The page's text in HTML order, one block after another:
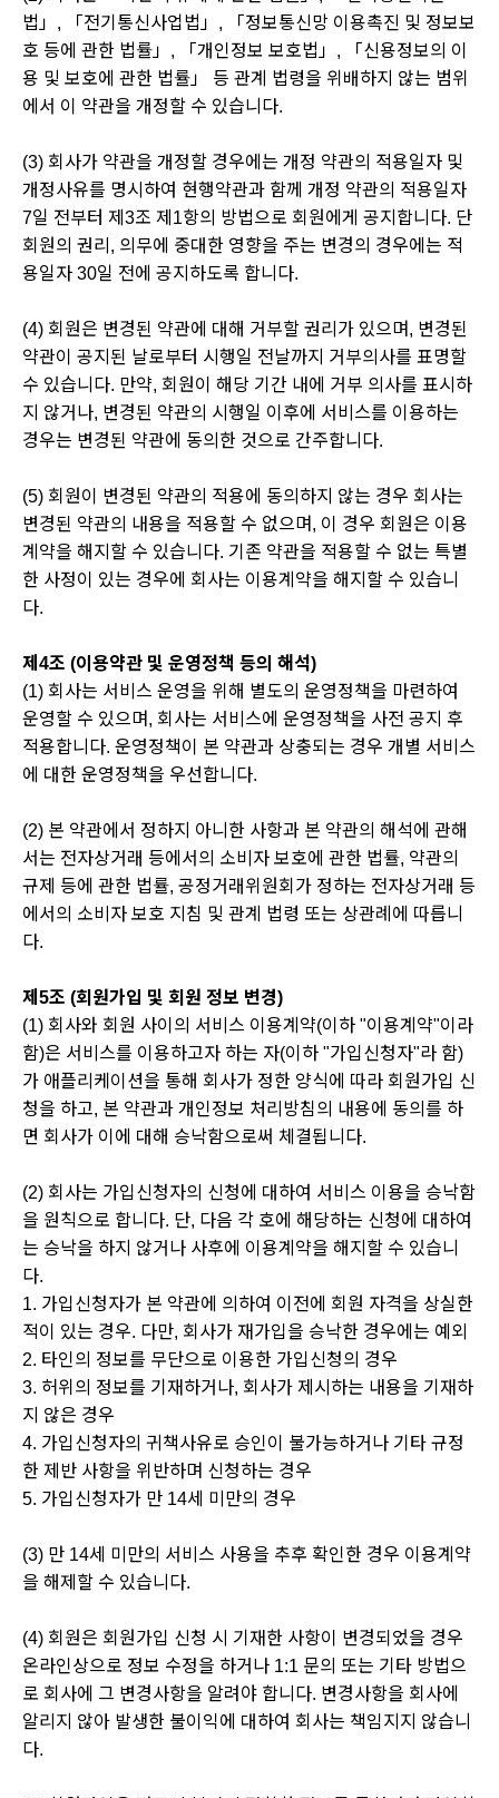
법」, 「전기통신사업법」, 「정보통신망 이용촉진 및 정보보
호 등에 관한 법률」, 「개인정보 보호법」, 「신용정보의 이
용 및 보호에 관한 법률」 등 관계 법령을 위배하지 않는 범위
에서 이 약관을 개정할 수 있습니다.
(3) 회사가 약관을 개정할 경우에는 개정 약관의 적용일자 및
개정사유를 명시하여 현행약관과 함께 개정 약관의 적용일자
7일 전부터 제3조 제1항의 방법으로 회원에게 공지합니다. 단
회원의 권리, 의무에 중대한 영향을 주는 변경의 경우에는 적
용일자 30일 전에 공지하도록 합니다.
(4) 회원은 변경된 약관에 대해 거부할 권리가 있으며, 변경된
약관이 공지된 날로부터 시행일 전날까지 거부의사를 표명할
수 있습니다. 만약, 회원이 해당 기간 내에 거부 의사를 표시하
지 않거나, 변경된 약관의 시행일 이후에 서비스를 이용하는
경우는 변경된 약관에 동의한 것으로 간주합니다.
(5) 회원이 변경된 약관의 적용에 동의하지 않는 경우 회사는
변경된 약관의 내용을 적용할 수 없으며, 이 경우 회원은 이용
계약을 해지할 수 있습니다. 기존 약관을 적용할 수 없는 특별
한 사정이 있는 경우에 회사는 이용계약을 해지할 수 있습니
다.
제4조 (이용약관 및 운영정책 등의 해석)
(1) 회사는 서비스 운영을 위해 별도의 운영정책을 마련하여
운영할 수 있으며, 회사는 서비스에 운영정책을 사전 공지 후
적용합니다. 운영정책이 본 약관과 상충되는 경우 개별 서비스
에 대한 운영정책을 우선합니다.
(2) 본 약관에서 정하지 아니한 사항과 본 약관의 해석에 관해
서는 전자상거래 등에서의 소비자 보호에 관한 법률, 약관의
규제 등에 관한 법률, 공정거래위원회가 정하는 전자상거래 등
에서의 소비자 보호 지침 및 관계 법령 또는 상관례에 따릅니
다.
제5조 (회원가입 및 회원 정보 변경)
(1) 회사와 회원 사이의 서비스 이용계약(이하 "이용계약"이라
함)은 서비스를 이용하고자 하는 자(이하 "가입신청자"라 함)
가 애플리케이션을 통해 회사가 정한 양식에 따라 회원가입 신
청을 하고, 본 약관과 개인정보 처리방침의 내용에 동의를 하
면 회사가 이에 대해 승낙함으로써 체결됩니다.
(2) 회사는 가입신청자의 신청에 대하여 서비스 이용을 승낙함
을 원칙으로 합니다. 단, 다음 각 호에 해당하는 신청에 대하여
는 승낙을 하지 않거나 사후에 이용계약을 해지할 수 있습니
다.
1. 가입신청자가 본 약관에 의하여 이전에 회원 자격을 상실한
적이 있는 경우. 다만, 회사가 재가입을 승낙한 경우에는 예외
2. 타인의 정보를 무단으로 이용한 가입신청의 경우
3. 허위의 정보를 기재하거나, 회사가 제시하는 내용을 기재하
지 않은 경우
4. 가입신청자의 귀책사유로 승인이 불가능하거나 기타 규정
한 제반 사항을 위반하며 신청하는 경우
5. 가입신청자가 만 14세 미만의 경우
(3) 만 14세 미만의 서비스 사용을 추후 확인한 경우 이용계약
을 해제할 수 있습니다.
(4) 회원은 회원가입 신청 시 기재한 사항이 변경되었을 경우
온라인상으로 정보 수정을 하거나 1:1 문의 또는 기타 방법으
로 회사에 그 변경사항을 알려야 합니다. 변경사항을 회사에
알리지 않아 발생한 불이익에 대하여 회사는 책임지지 않습니
다.